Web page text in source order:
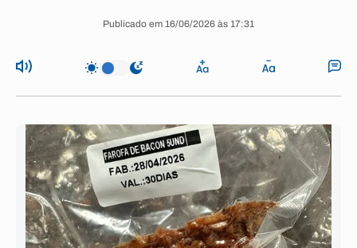
Publicado em 16/06/2026 às 17:31